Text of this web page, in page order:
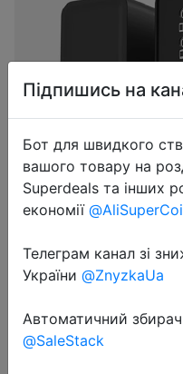
2023-08-28
ILEPO 80W
Dual Protocol
Підпишись на
Бот для швидкого
вашого товару на
Superdeals та інших
економії
Телеграм канал зі
України @ZnyzkaUa
Автоматичний
@SaleStack